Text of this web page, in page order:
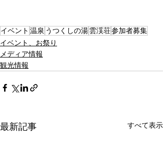
イベント 温泉 うつくしの湯雲渓荘参加者募集
イベント、お祭り
メディア情報
観光情報
最新記事 すべて表示